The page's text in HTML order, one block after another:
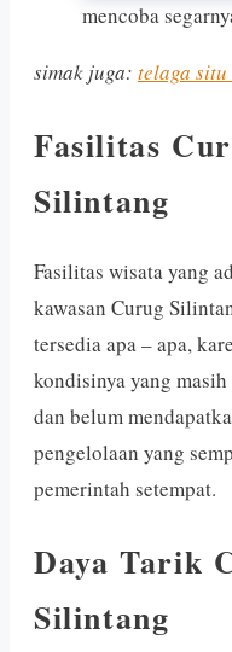
mencoba
simak juga: telaga
Fasilitas
Silintang
Fasilitas wisata yang
kawasan Curug
tersedia apa – apa,
kondisinya yang
dan belum
pengelolaan yang
pemerintah setempat.
Daya Tarik
Silintang